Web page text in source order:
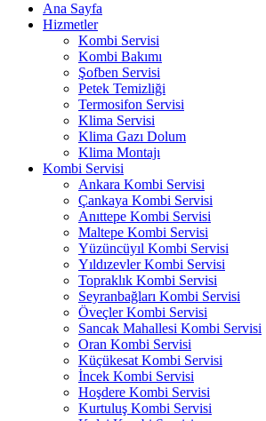
Ana Sayfa
Hizmetler
Kombi Servisi
Kombi Bakımı
Şofben Servisi
Petek Temizliği
Termosifon Servisi
Klima Servisi
Klima Gazı Dolum
Klima Montajı
Kombi Servisi
Ankara Kombi Servisi
Çankaya Kombi Servisi
Anıttepe Kombi Servisi
Maltepe Kombi Servisi
Yüzüncüyıl Kombi Servisi
Yıldızevler Kombi Servisi
Topraklık Kombi Servisi
Seyranbağları Kombi Servisi
Öveçler Kombi Servisi
Sancak Mahallesi Kombi Servisi
Oran Kombi Servisi
Küçükesat Kombi Servisi
İncek Kombi Servisi
Hoşdere Kombi Servisi
Kurtuluş Kombi Servisi